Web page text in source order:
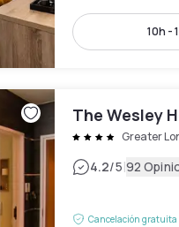
10h -
The Wesley
Greater
4.2/5|92
Cancelación gratuita